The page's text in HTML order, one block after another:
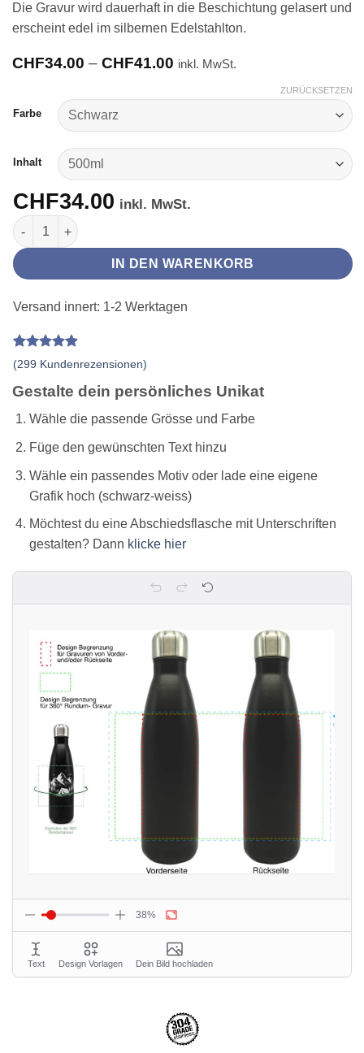
Die Gravur wird dauerhaft in die Beschichtung gelasert und
erscheint edel im silbernen Edelstahlton.
CHF34.00 – CHF41.00 Preisspanne:
inkl. MwSt.
Farbe
Inhalt
ZURÜCKSETZEN
CHF34.00 inkl. MwSt.
Gravierte Edelstahl-Trinkflasche pulverbeschichtet | 500/750
IN DEN WARENKORB
Versand innert: 1-2 Werktagen
Bewertet
mit
von 5,
basierend
auf
299
Kundenbewertungen
(299 Kundenrezensionen)
Gestalte dein persönliches Unikat
Wähle die passende Grösse und Farbe
Füge den gewünschten Text hinzu
Wähle ein passendes Motiv oder lade eine eigene
Grafik hoch (schwarz-weiss)
Möchtest du eine Abschiedsflasche mit Unterschriften
gestalten? Dann klicke hier